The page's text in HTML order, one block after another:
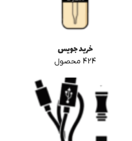
خرید جویس
424 محصول